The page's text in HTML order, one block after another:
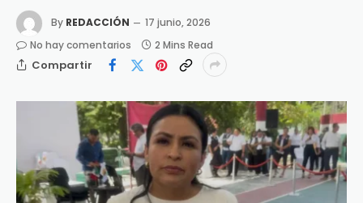
By REDACCIÓN
17 junio, 2026
No hay comentarios
2 Mins Read
Compartir